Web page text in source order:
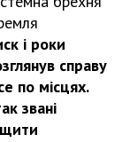
і роки
справу
по місцях.
звані